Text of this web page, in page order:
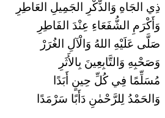
ذِي الجَاهِ وَالذِّكْرِ الجَمِيلِ العَاطِرِ
وَأَكْرَمِ الشُّفَعَاءِ عِنْدَ الفَاطِرِ
صَلَّى عَلَيْهِ اللهُ وَالْآلِ الغُرَرْ
وَصَحْبِهِ وَالتَّابِعِينَ بِالأَثَرِ
مُسَلِّمًا فِي كُلِّ حِينٍ أَبَدًا
وَالحَمْدُ لِلرَّحْمٰنِ دَأَبًا سَرْمَدًا